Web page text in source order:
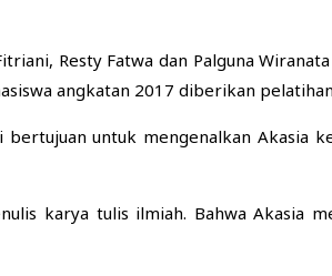
Resty Fatwa dan Palguna
angkatan 2017 diberikan
untuk mengenalkan Akasia
karya tulis ilmiah. Bahwa Akasia